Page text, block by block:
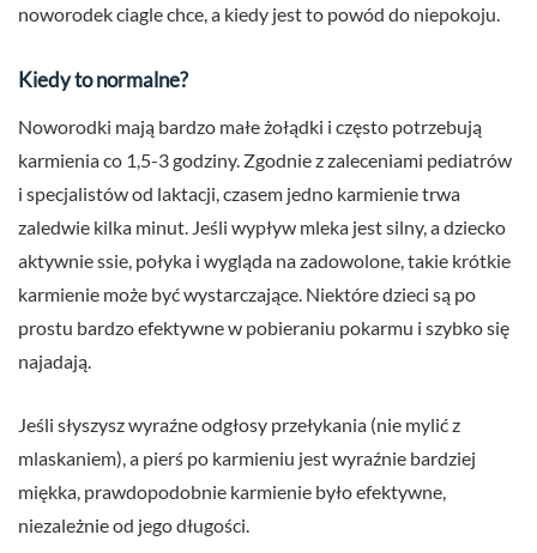
noworodek ciagle chce, a kiedy jest to powód do niepokoju.
Kiedy to normalne?
Noworodki mają bardzo małe żołądki i często potrzebują
karmienia co 1,5-3 godziny. Zgodnie z zaleceniami pediatrów
i specjalistów od laktacji, czasem jedno karmienie trwa
zaledwie kilka minut. Jeśli wypływ mleka jest silny, a dziecko
aktywnie ssie, połyka i wygląda na zadowolone, takie krótkie
karmienie może być wystarczające. Niektóre dzieci są po
prostu bardzo efektywne w pobieraniu pokarmu i szybko się
najadają.
Jeśli słyszysz wyraźne odgłosy przełykania (nie mylić z
mlaskaniem), a pierś po karmieniu jest wyraźnie bardziej
miękka, prawdopodobnie karmienie było efektywne,
niezależnie od jego długości.